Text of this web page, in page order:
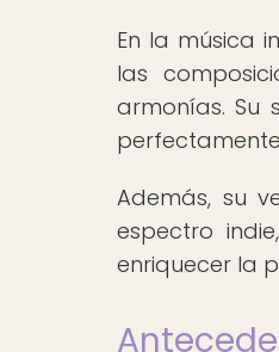
En la música
las
armonías. Su
Además, su
espectro
enriquecer la